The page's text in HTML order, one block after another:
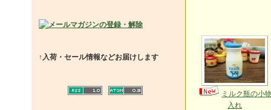
↑入荷・セール情報などお届けします
ミルク瓶の小
入れ